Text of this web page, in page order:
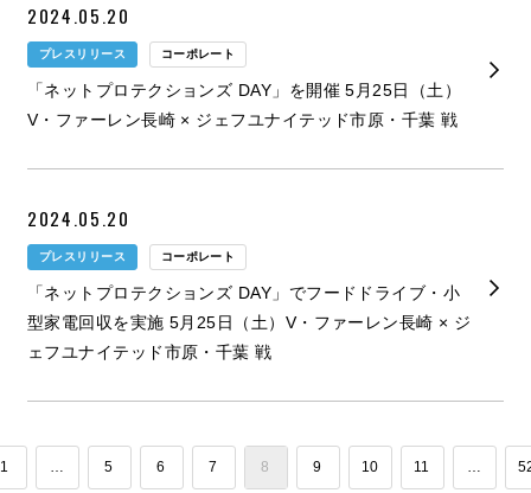
2024.05.20
プレスリリース コーポレート
「ネットプロテクションズ DAY」を開催 5月25日（土）
V・ファーレン長崎 × ジェフユナイテッド市原・千葉 戦
2024.05.20
プレスリリース コーポレート
「ネットプロテクションズ DAY」でフードドライブ・小
型家電回収を実施 5月25日（土）V・ファーレン長崎 × ジ
ェフユナイテッド市原・千葉 戦
1 … 5 6 7 8 9 10 11 …